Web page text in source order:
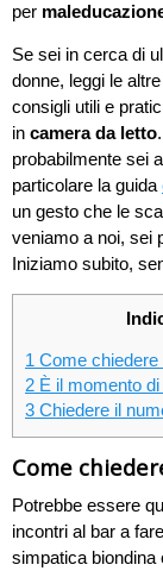
per
Se sei in cerca di
donne, leggi le
consigli utili e
in camera da letto
probabilmente sei
particolare la guida
un gesto che le
veniamo a noi, sei
Iniziamo subito,
1 Come
2 È il momento
3 Chiedere il
Come
Potrebbe essere
incontri al bar a
simpatica biondina